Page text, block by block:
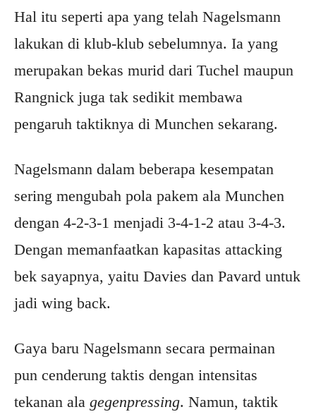
Hal itu seperti apa yang telah Nagelsmann
lakukan di klub-klub sebelumnya. Ia yang
merupakan bekas murid dari Tuchel maupun
Rangnick juga tak sedikit membawa
pengaruh taktiknya di Munchen sekarang.
Nagelsmann dalam beberapa kesempatan
sering mengubah pola pakem ala Munchen
dengan 4-2-3-1 menjadi 3-4-1-2 atau 3-4-3.
Dengan memanfaatkan kapasitas attacking
bek sayapnya, yaitu Davies dan Pavard untuk
jadi wing back.
Gaya baru Nagelsmann secara permainan
pun cenderung taktis dengan intensitas
tekanan ala gegenpressing. Namun, taktik